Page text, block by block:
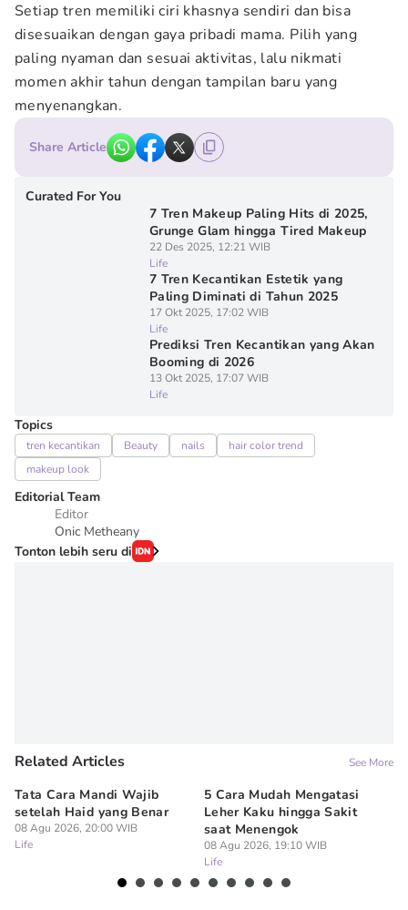
Setiap tren memiliki ciri khasnya sendiri dan bisa
disesuaikan dengan gaya pribadi mama. Pilih yang
paling nyaman dan sesuai aktivitas, lalu nikmati
momen akhir tahun dengan tampilan baru yang
menyenangkan.
Share Article
Curated For You
7 Tren Makeup Paling Hits di 2025,
Grunge Glam hingga Tired Makeup
22 Des 2025, 12:21 WIB
Life
7 Tren Kecantikan Estetik yang
Paling Diminati di Tahun 2025
17 Okt 2025, 17:02 WIB
Life
Prediksi Tren Kecantikan yang Akan
Booming di 2026
13 Okt 2025, 17:07 WIB
Life
Topics
tren kecantikan Beauty nails
hair color trend
makeup look
Editorial Team
Editor
Onic Metheany
Tonton lebih seru di
Related Articles See More
Tata Cara Mandi Wajib
setelah Haid yang Benar
08 Agu 2026, 20:00 WIB
Life
5 Cara Mudah Mengatasi
Leher Kaku hingga Sakit
saat Menengok
08 Agu 2026, 19:10 WIB
Life